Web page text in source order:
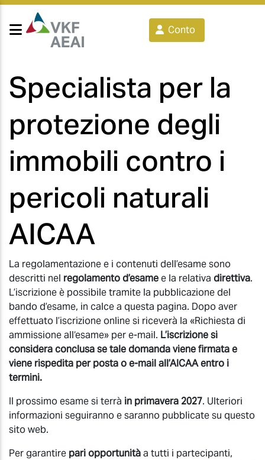
Conto
Specialista per la
protezione degli
immobili contro i
pericoli naturali
AICAA
La regolamentazione e i contenuti dell’esame sono
descritti nel regolamento d’esamee la relativa direttiva.
L’iscrizione è possibile tramite la pubblicazione del
bando d’esame, in calce a questa pagina. Dopo aver
effettuato l’iscrizione online si riceverà la «Richiesta di
ammissione all‘esame» per e-mail. L’iscrizione si
considera conclusa se tale domanda viene firmata e
viene rispedita per posta o e-mail all’AICAA entro i
termini.
Il prossimo esame si terrà in primavera 2027. Ulteriori
informazioni seguiranno e saranno pubblicate su questo
sito web.
Per garantire pari opportunitàa tutti i partecipanti,